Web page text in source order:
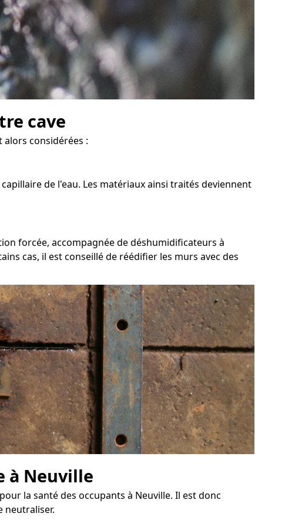
cave
considérées :
de l'eau. Les matériaux ainsi traités deviennent
forcée, accompagnée de déshumidificateurs à
cas, il est conseillé de réédifier les murs avec des
à Neuville
la santé des occupants à Neuville. Il est donc
neutraliser.